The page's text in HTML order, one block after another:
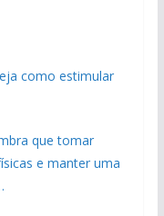
como estimular
que tomar
e manter uma